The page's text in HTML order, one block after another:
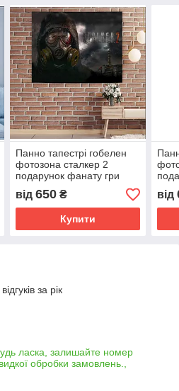
Панно тапестрі гобелен
фотозона сталкер 2
подарунок фанату гри
Чорнобиль
від 650₴
Купити
від
за рік
ласка, залишайте номер
обробки замовлень.,